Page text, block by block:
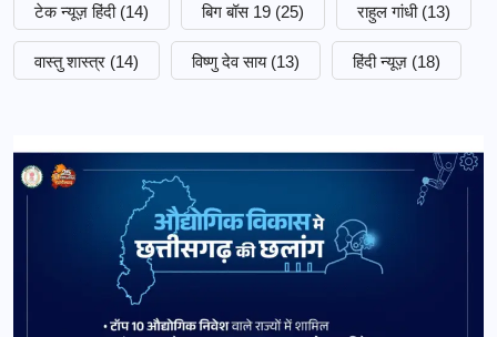
टेक न्यूज़ हिंदी (14) बिग बॉस 19 (25) राहुल गांधी (13)
वास्तु शास्त्र (14) विष्णु देव साय (13) हिंदी न्यूज़ (18)